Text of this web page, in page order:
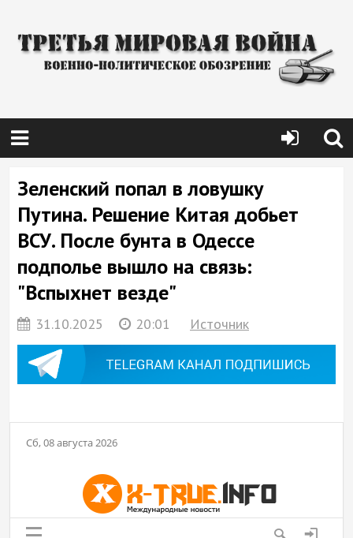
Зеленский попал в ловушку
Путина. Решение Китая добьет
ВСУ. После бунта в Одессе
подполье вышло на связь:
"Вспыхнет везде"
31.10.2025 20:01 Источник